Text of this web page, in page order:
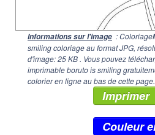
Informations sur l'image :
smiling coloriage au format JPG,
d'image: 25 KB . Vous pouvez
imprimable boruto is smiling
colorier en ligne au bas de cette page.
Imprimer
Couleur